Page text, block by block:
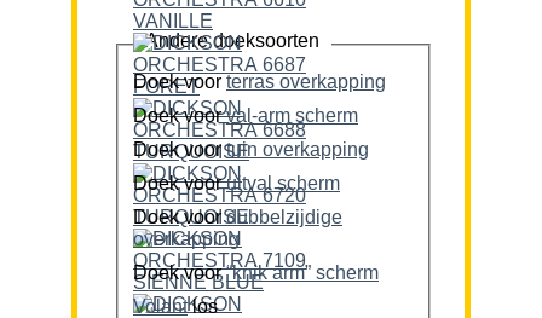
Andere doeksoorten
Doek voor terras overkapping
Doek voor
val-arm scherm
Doek voor
tuin overkapping
Doek voor
uitval scherm
Doek voordubbelzijdige
overkapping
Doek voor
“knik arm” scherm
Volantlos